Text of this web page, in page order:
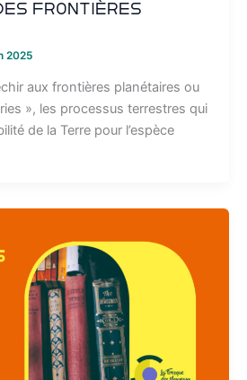
Frontières
2025
aux frontières planétaires ou
», les processus terrestres qui
de la Terre pour l’espèce